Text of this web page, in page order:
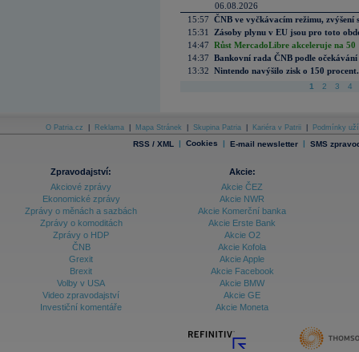
06.08.2026
15:57 ČNB ve vyčkávacím režimu, zvýšení
15:31
Zásoby plynu v EU jsou pro toto
14:47 Růst MercadoLibre akceleruje na
14:37 Bankovní rada ČNB podle
13:32 Nintendo navýšilo zisk o 150
1 2 3 4
O Patria.cz Reklama Mapa Stránek Skupina Patria Kariéra v Patrii Podmínky
RSS / XML | Cookies | E-mail newsletter | SMS
Zpravodajství:
Akciové zprávy
Ekonomické zprávy
Zprávy o měnách a sazbách
Zprávy o komoditách
Zprávy o HDP
ČNB
Grexit
Brexit
Volby v USA
Video zpravodajství
Investiční komentáře
Akcie:
Akcie ČEZ
Akcie NWR
Akcie Komerční banka
Akcie Erste Bank
Akcie O2
Akcie Kofola
Akcie Apple
Akcie Facebook
Akcie BMW
Akcie GE
Akcie Moneta